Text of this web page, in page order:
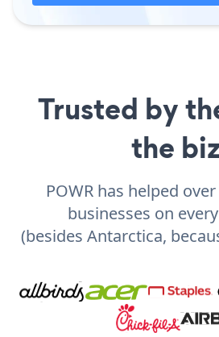
Trusted by
the
POWR has helped
businesses on
(besides Antarctica,